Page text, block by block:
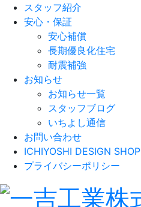
スタッフ紹介
安心・保証
安心補償
長期優良化住宅
耐震補強
お知らせ
お知らせ一覧
スタッフブログ
いちよし通信
お問い合わせ
ICHIYOSHI DESIGN SHOP
プライバシーポリシー